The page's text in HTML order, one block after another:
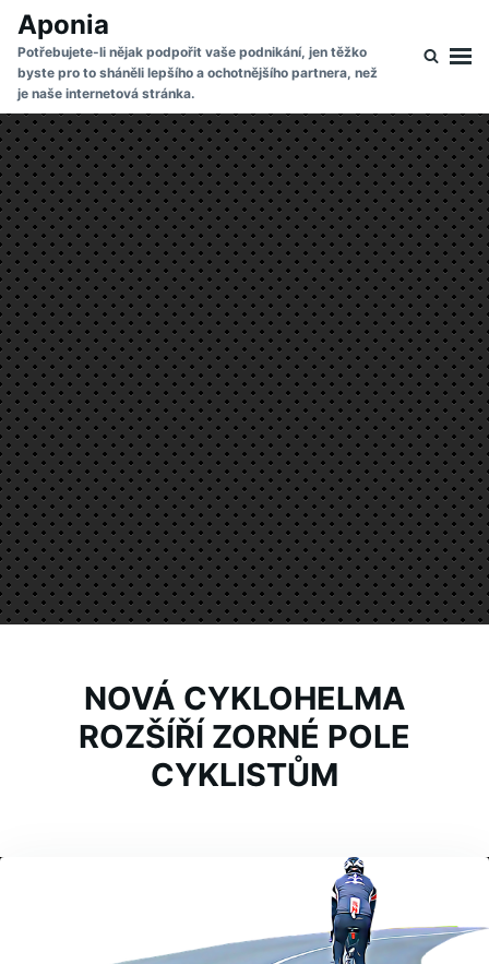
Skip
content
Search
for:
Aponia
Potřebujete-li nějak podpořit vaše podnikání, jen těžko
byste pro to sháněli lepšího a ochotnějšího partnera, než
je naše internetová stránka.
NOVÁ CYKLOHELMA
ROZŠÍŘÍ ZORNÉ POLE
CYKLISTŮM